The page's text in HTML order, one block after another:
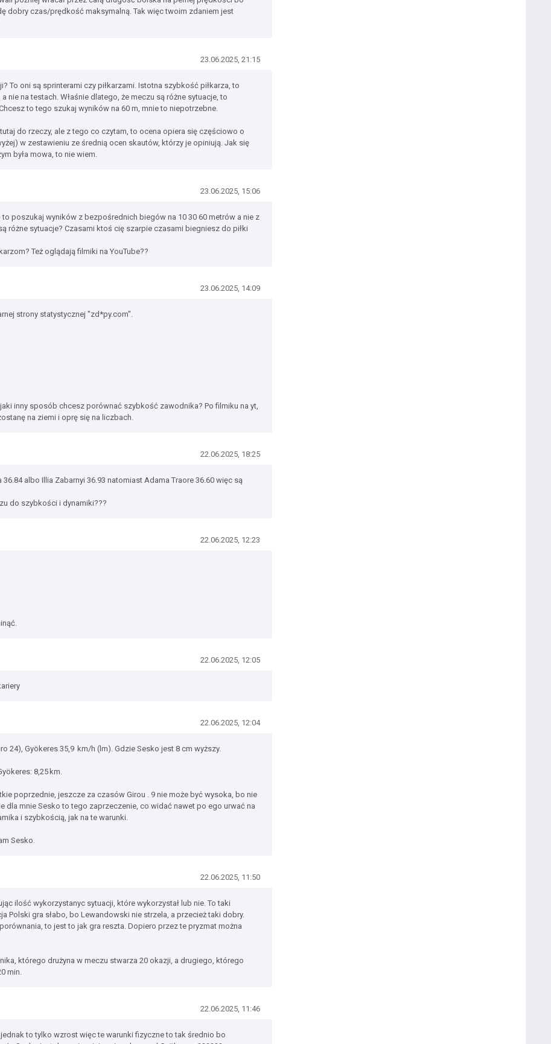
dobry czas/prędkość maksymalną. Tak więc twoim zdaniem jest
23.06.2025, 21:15
To oni są sprinterami czy piłkarzami. Istotna szybkość piłkarza, to
nie na testach. Właśnie dlatego, że meczu są różne sytuacje, to
to tego szukaj wyników na 60 m, mnie to niepotrzebne.
do rzeczy, ale z tego co czytam, to ocena opiera się częściowo o
w zestawieniu ze średnią ocen skautów, którzy je opiniują. Jak się
była mowa, to nie wiem.
23.06.2025, 15:06
poszukaj wyników z bezpośrednich biegów na 10 30 60 metrów a nie z
różne sytuacje? Czasami ktoś cię szarpie czasami biegniesz do piłki
Też oglądają filmiki na YouTube??
23.06.2025, 14:09
strony statystycznej "zd*py.com".
inny sposób chcesz porównać szybkość zawodnika? Po filmiku na yt,
na ziemi i oprę się na liczbach.
22.06.2025, 18:25
albo Illia Zabarnyi 36.93 natomiast Adama Traore 36.60 więc są
do szybkości i dynamiki???
22.06.2025, 12:23
22.06.2025, 12:05
22.06.2025, 12:04
24), Gyökeres 35,9 km/h (lm). Gdzie Sesko jest 8 cm wyższy.
8,25 km.
poprzednie, jeszcze za czasów Girou . 9 nie może być wysoka, bo nie
dla mnie Sesko to tego zaprzeczenie, co widać nawet po ego urwać na
i szybkością, jak na te warunki.
Sesko.
22.06.2025, 11:50
ilość wykorzystanyc sytuacji, które wykorzystał lub nie. To taki
Polski gra słabo, bo Lewandowski nie strzela, a przecież taki dobry.
to jest to jak gra reszta. Dopiero przez te pryzmat można
którego drużyna w meczu stwarza 20 okazji, a drugiego, którego
min.
22.06.2025, 11:46
to tylko wzrost więc te warunki fizyczne to tak średnio bo